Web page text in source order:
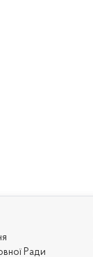
Ради